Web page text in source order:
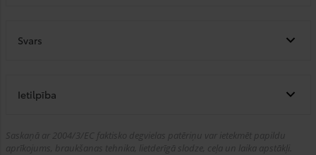
Svars
Ietilpība
Saskaņā ar 2004/3/EC faktisko degvielas patēriņu var ietekmēt papildu
aprīkojums, braukšanas tehnika, lietderīgā slodze, ceļa un laika apstākļi.